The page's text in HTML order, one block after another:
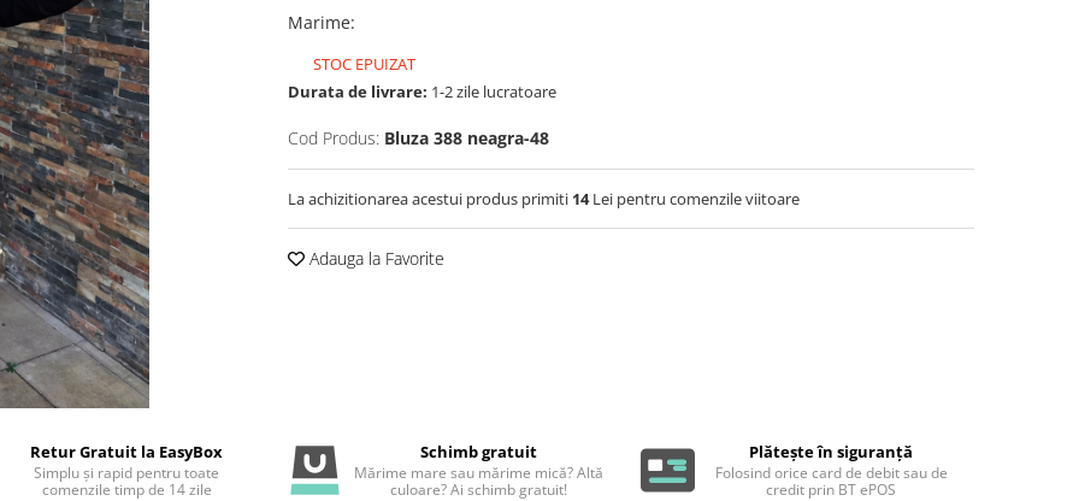
Marime:
STOC EPUIZAT
Durata de livrare: 1-2 zile lucratoare
Cod Produs: Bluza 388 neagra-48
La achizitionarea acestui produs primiti 14Lei pentru comenzile viitoare
Adauga la Favorite
Retur Gratuit la EasyBox
Simplu și rapid pentru toate
comenzile timp de 14 zile
Schimb gratuit
Mărime mare sau mărime mică? Altă
culoare? Ai schimb gratuit!
Plătește în siguranță
Folosind orice card de debit sau de
credit prin BT ePOS